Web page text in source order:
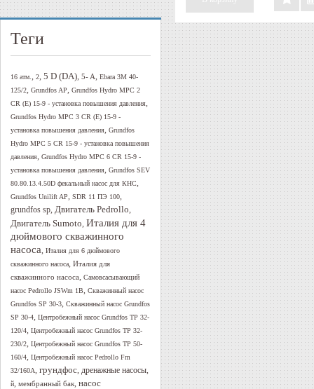
Теги
16 атм. , 2, 5 D (DA), 5- A, Ebara 3M 40-
125/2, Grundfos AP, Grundfos Hydro MPC 2
CR (E) 15-9 - установка повышения давления,
Grundfos Hydro MPC 3 CR (E) 15-9 -
установка повышения давления, Grundfos
Hydro MPC 5 CR 15-9 - установка повышения
давления, Grundfos Hydro MPC 6 CR 15-9 -
установка повышения давления, Grundfos SEV
80.80.13.4.50D фекальный насос для КНС,
Grundfos Unilift AP, SDR 11 ПЭ 100,
grundfos sp, Двигатель Pedrollo,
Двигатель Sumoto, Италия для 4
дюймового скважинного
насоса, Италия для 6 дюймового
скважинного насоса, Италия для
скважинного насоса, Самовсасывающий
насос Pedrollo JSWm 1B, Скважинный насос
Grundfos SP 30-3, Скважинный насос Grundfos
SP 30-4, Центробежный насос Grundfos TP 32-
120/4, Центробежный насос Grundfos TP 32-
230/2, Центробежный насос Grundfos TP 50-
160/4, Центробежный насос Pedrollo Fm
32/160A, грундфос, дренажные насосы,
й, мембранный бак, насос